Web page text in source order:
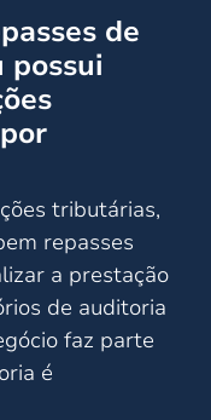
de
possui
tributárias,
repasses
a prestação
de auditoria
faz parte
é